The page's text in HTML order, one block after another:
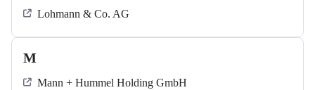
Lohmann & Co. AG
M
Mann + Hummel Holding GmbH